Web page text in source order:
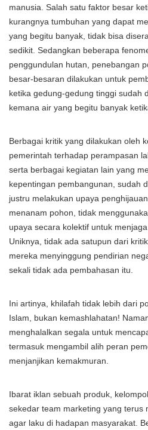
manusia. Salah satu faktor besar
kurangnya tumbuhan yang dapat
yang begitu banyak, tidak bisa
sedikit. Sedangkan beberapa
penggundulan hutan, penebangan
besar-besaran dilakukan untuk
ketika gedung-gedung tinggi sudah
kemana air yang begitu banyak
Berbagai kritik yang dilakukan oleh
pemerintah terhadap perampasan
serta berbagai kegiatan lain yang
kepentingan pembangunan, sudah
justru melakukan upaya
menanam pohon, tidak
upaya secara kolektif untuk
Uniknya, tidak ada satupun dari
mereka menyinggung pendirian
sekali tidak ada pembahasan itu.
Ini artinya, khilafah tidak lebih dari
Islam, bukan kemashlahatan!
menghalalkan segala untuk
termasuk mengambil alih peran
menjanjikan kemakmuran.
Ibarat iklan sebuah produk,
sekedar team marketing yang terus
agar laku di hadapan masyarakat.